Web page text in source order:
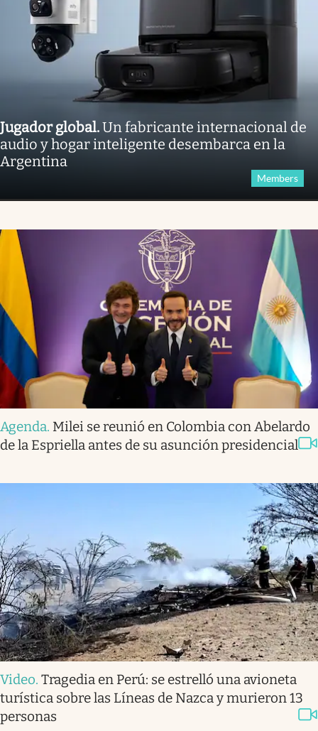
Jugador global.Un fabricante internacional de
audio y hogar inteligente desembarca en la
Argentina
Members
Agenda. Milei se reunió en Colombia con Abelardo
de la Espriella antes de su asunción presidencial
Video. Tragedia en Perú: se estrelló una avioneta
turística sobre las Líneas de Nazca y murieron 13
personas